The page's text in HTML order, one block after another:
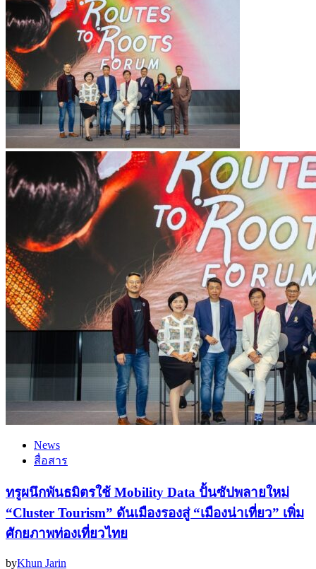
News
สื่อสาร
ทรูผนึกพันธมิตรใช้ Mobility Data ปั้นซัปพลายใหม่
“Cluster Tourism” ดันเมืองรองสู่ “เมืองน่าเที่ยว” เพิ่ม
ศักยภาพท่องเที่ยวไทย
byKhun Jarin